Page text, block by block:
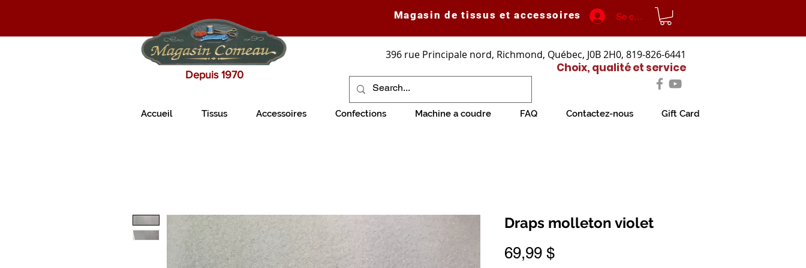
Magasin de tissus et accessoires Se connecter
396 rue Principale nord, Richmond, Québec, J0B 2H0, 819-826-6441
Choix, qualité et service
Depuis 1970
Accueil Tissus Accessoires Confections Machine a coudre FAQ Contactez-nous Gift Card
Draps molleton violet
69,99 $Prix